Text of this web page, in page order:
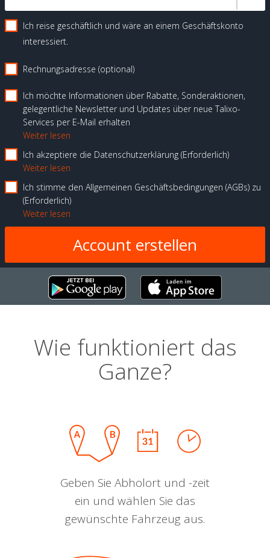
Ich reise geschäftlich und wäre an einem Geschäftskonto
interessiert.
Rechnungsadresse (optional)
Ich möchte Informationen über Rabatte, Sonderaktionen,
gelegentliche Newsletter und Updates über neue Talixo-
Services per E-Mail erhalten
Weiter lesen
Ich akzeptiere die Datenschutzerklärung Erforderlich
Weiter lesen
Ich stimme den Allgemeinen Geschäftsbedingungen (AGBs) zu
Erforderlich
Weiter lesen
Wie funktioniert das
Ganze?
Geben Sie Abholort und -zeit
ein und wählen Sie das
gewünschte Fahrzeug aus.